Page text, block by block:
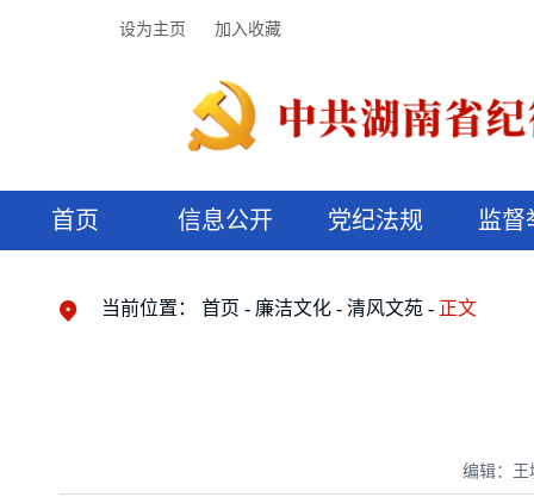
设为主页 加入收藏
首页 信息公开 党纪法规 监督
当前位置： 首页 廉洁文化 清风文苑 正文
编辑：王